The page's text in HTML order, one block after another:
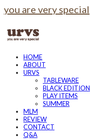
you are very special
HOME
ABOUT
URVS
TABLEWARE
BLACK EDITION
PLAY ITEMS
SUMMER
MLM
REVIEW
CONTACT
Q&A